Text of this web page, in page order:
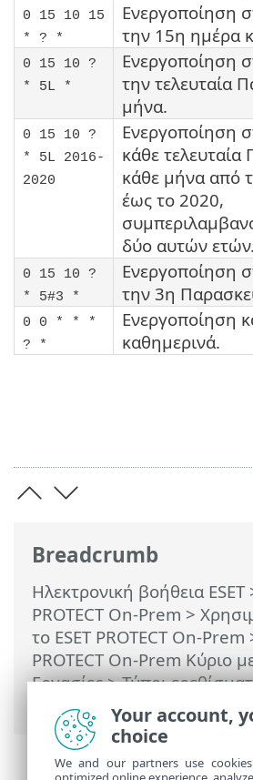
Breadcrumb
Ηλεκτρονική βοήθεια ESET
PROTECT On-Prem >
το ESET PROTECT On-Prem
PROTECT On-Prem Κύριο
Εργασίες>Τύποι
Διάστημα έκφρασης Cron
0 15 10 15
* ? *
Ενεργοποίηση
την 15η ημέρα
0 15 10 ?
* 5L *
Ενεργοποίηση
την τελευταία
μήνα.
0 15 10 ?
* 5L 2016-
2020
Ενεργοποίηση
κάθε
κάθε μήνα από
έως το 2020,
δύο αυτών ετών.
0 15 10 ?
* 5#3 *
Ενεργοποίηση
την 3η
0 0 * * *
? *
Ενεργοποίηση
καθημερινά.
Your account,
choice
We and our partners use